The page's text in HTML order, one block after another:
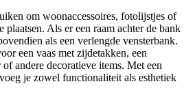
om woonaccessoires, fotolijstjes of
plaatsen. Als er een raam achter de bank
als een verlengde vensterbank.
een vaas met zijdetakken, een
andere decoratieve items. Met een
je zowel functionaliteit als esthetiek